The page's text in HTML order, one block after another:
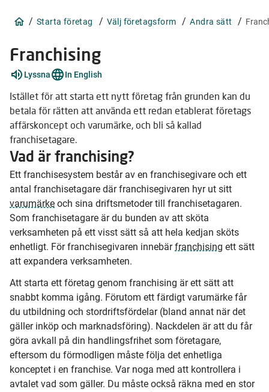
/ Starta företag / Välj företagsform / Andra sätt /
Franchising
Förklara
ord
stycken
Lyssna In English
Istället för att starta ett nytt företag från grunden kan du
betala för rätten att använda ett redan etablerat företags
affärskoncept och varumärke, och bli så kallad
franchisetagare.
Vad är franchising?
Ett franchisesystem består av en franchisegivare och ett
antal franchisetagare där franchisegivaren hyr ut sitt
varumärke och sina driftsmetoder till franchisetagaren.
Som franchisetagare är du bunden av att sköta
verksamheten på ett visst sätt så att hela kedjan sköts
enhetligt. För franchisegivaren innebärfranchising ett sätt
att expandera verksamheten.
Att starta ett företag genom franchising är ett sätt att
snabbt komma igång. Förutom ett färdigt varumärke får
du utbildning och stordriftsfördelar (bland annat när det
gäller inköp och marknadsföring). Nackdelen är att du får
göra avkall på din handlingsfrihet som företagare,
eftersom du förmodligen måste följa det enhetliga
konceptet i en franchise. Var noga med att kontrollera i
avtalet vad som gäller. Du måste också räkna med en stor